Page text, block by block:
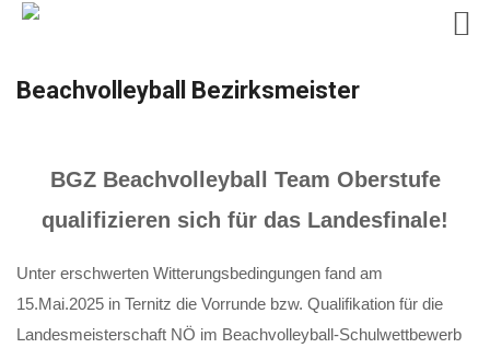
Beachvolleyball Bezirksmeister
BGZ Beachvolleyball Team Oberstufe
qualifizieren sich für das Landesfinale!
Unter erschwerten Witterungsbedingungen fand am
15.Mai.2025 in Ternitz die Vorrunde bzw. Qualifikation für die
Landesmeisterschaft NÖ im Beachvolleyball-Schulwettbewerb